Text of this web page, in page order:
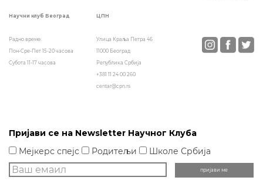
Научни клуб Београд
Радно време:
Пон-Сре-Пет 15-20 часова
Субота 11-17 часова
ЦПН
Улица Краља Петра 46
11000 Београд
Република Србија
+381 11 24 00 260
centar@cpn.rs
Пријави се на Newsletter Научног Клуба
Мејкерс спејс
Родитељи Школе Србија